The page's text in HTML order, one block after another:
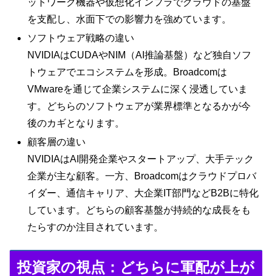
ットワーク機器や仮想化インフラでクラウドの基盤
を支配し、水面下での影響力を強めています。
ソフトウェア戦略の違い
NVIDIAはCUDAやNIM（AI推論基盤）など独自ソフ
トウェアでエコシステムを形成。Broadcomは
VMwareを通じて企業システムに深く浸透していま
す。どちらのソフトウェアが業界標準となるかが今
後のカギとなります。
顧客層の違い
NVIDIAはAI開発企業やスタートアップ、大手テック
企業が主な顧客。一方、Broadcomはクラウドプロバ
イダー、通信キャリア、大企業IT部門などB2Bに特化
しています。どちらの顧客基盤が持続的な成長をも
たらすのか注目されています。
投資家の視点：どちらに軍配が上が